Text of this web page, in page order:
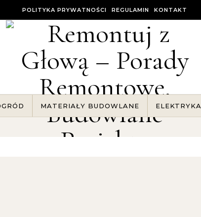
POLITYKA PRYWATNOŚCI REGULAMIN KONTAKT
MATERIAŁY BUDOWLANE ELEKTRYKA